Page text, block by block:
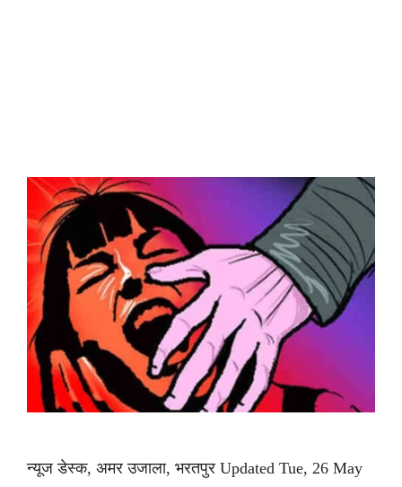
न्यूज डेस्क, अमर उजाला, भरतपुर Updated Tue, 26 May